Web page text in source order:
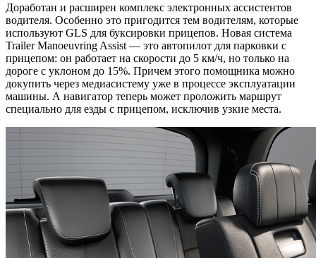
Доработан и расширен комплекс электронных ассистентов
водителя. Особенно это пригодится тем водителям, которые
используют GLS для буксировки прицепов. Новая система
Trailer Manoeuvring Assist — это автопилот для парковки с
прицепом: он работает на скорости до 5 км/ч, но только на
дороге с уклоном до 15%. Причем этого помощника можно
докупить через медиасистему уже в процессе эксплуатации
машины. А навигатор теперь может проложить маршрут
специально для езды с прицепом, исключив узкие места.